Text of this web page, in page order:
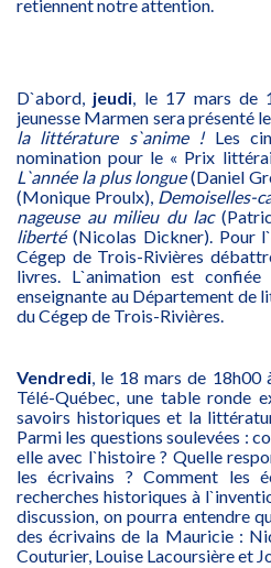
retiennent notre attention.
D`abord, jeudi, le 17 mars de
jeunesse Marmen sera présenté
la littérature s`anime !Les
nomination pour le « Prix
L`année la plus longue(Daniel
(Monique Proulx), Demoiselles-
nageuse au milieu du lac
liberté(Nicolas Dickner). Pour
Cégep de Trois-Rivières
livres. L`animation est confiée
enseignante au Département de
du Cégep de Trois-Rivières.
Vendredi, le 18 mars de
Télé-Québec, une table ronde
savoirs historiques et la
Parmi les questions soulevées :
elle avec l`histoire ? Quelle
les écrivains ? Comment les
recherches historiques à
discussion, on pourra entendre
des écrivains de la Mauricie :
Couturier, Louise Lacoursière et